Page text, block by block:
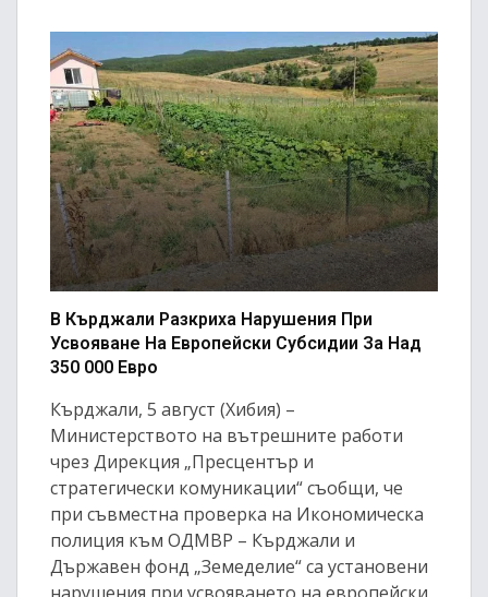
В Кърджали Разкриха Нарушения При
Усвояване На Европейски Субсидии За Над
350 000 Евро
Кърджали, 5 август (Хибия) –
Министерството на вътрешните работи
чрез Дирекция „Пресцентър и
стратегически комуникации“ съобщи, че
при съвместна проверка на Икономическа
полиция към ОДМВР – Кърджали и
Държавен фонд „Земеделие“ са установени